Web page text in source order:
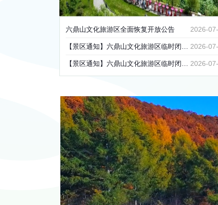
2026-
六鼎山文化旅游区全面恢复开放公告
2026-
【景区通知】六鼎山文化旅游区临时闭园公告
2026-
【景区通知】六鼎山文化旅游区临时闭园公告